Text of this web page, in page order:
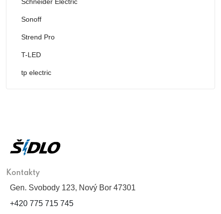
Sonoff
Strend Pro
T-LED
tp electric
Kontakty
Gen. Svobody 123, Nový Bor 47301
+420 775 715 745